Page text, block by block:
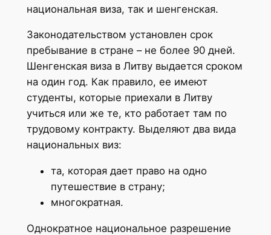
национальная виза, так и шенгенская.
Законодательством установлен срок
пребывание в стране – не более 90 дней.
Шенгенская виза в Литву выдается сроком
на один год. Как правило, ее имеют
студенты, которые приехали в Литву
учиться или же те, кто работает там по
трудовому контракту. Выделяют два вида
национальных виз:
та, которая дает право на одно
путешествие в страну;
многократная.
Однократное национальное разрешение